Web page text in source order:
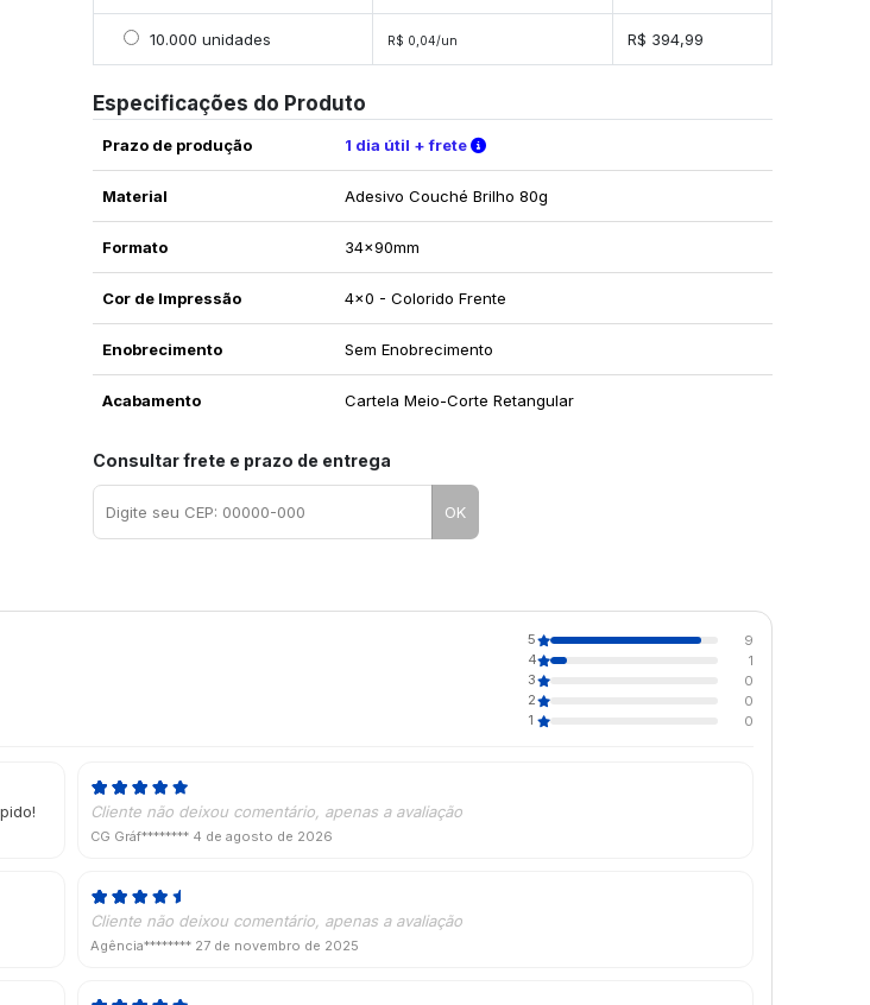
Selecionar 10000 unidades
10.000 unidades R$ 0,04/un R$ 394,99
Especificações do Produto
Prazo de produção 1 dia útil + frete Verifique as condições de entrega
Material Adesivo Couché Brilho 80g
Formato 34x90mm
Cor de Impressão 4x0 - Colorido Frente
Enobrecimento Sem Enobrecimento
Acabamento Cartela Meio-Corte Retangular
Consultar frete e prazo de entrega
OK
5
9
4
1
3
0
2
0
1
0
Cliente não deixou comentário, apenas a avaliação
CG Gráf******** 4 de agosto de 2026
Cliente não deixou comentário, apenas a avaliação
Agência******** 27 de novembro de 2025